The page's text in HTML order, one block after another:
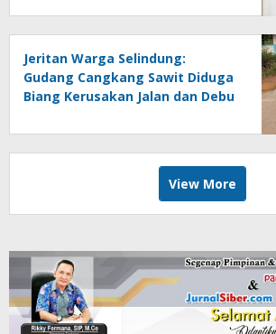
Jeritan Warga Selindung:
Gudang Cangkang Sawit Diduga
Biang Kerusakan Jalan dan Debu
View More